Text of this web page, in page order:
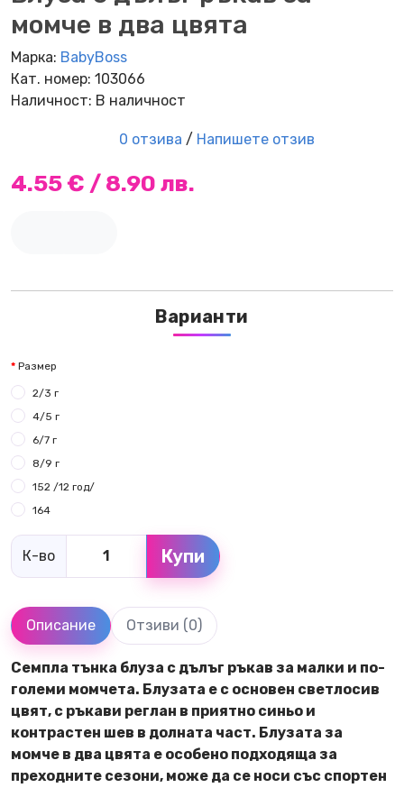
момче в два цвята
Марка: BabyBoss
Кат. номер: 103066
Наличност: В наличност
0 отзива / Напишете отзив
4.55 € / 8.90 лв.
Варианти
Размер
2/3 г
4/5 г
6/7 г
8/9 г
152 /12 год/
164
К-во Купи
Описание Отзиви (0)
Семпла тънка блуза с дълъг ръкав за малки и по-
големи момчета. Блузата е с основен светлосив
цвят, с ръкави реглан в приятно синьо и
контрастен шев в долната част. Блузата за
момче в два цвята е особено подходяща за
преходните сезони, може да се носи със спортен